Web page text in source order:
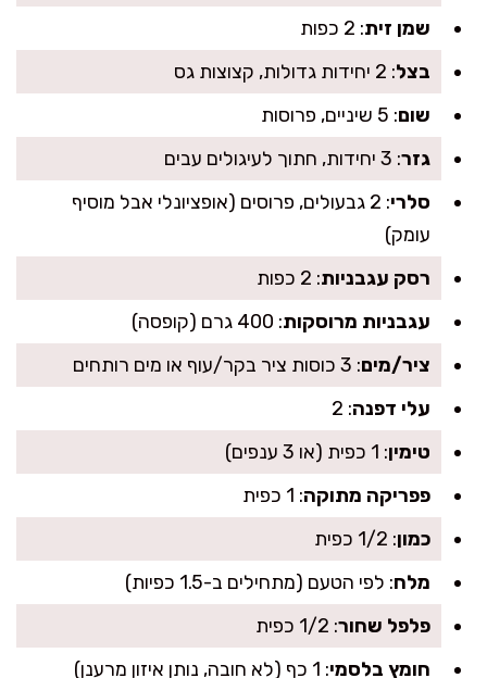
שמן זית: 2 כפות
בצל: 2 יחידות גדולות, קצוצות גס
שום: 5 שיניים, פרוסות
גזר: 3 יחידות, חתוך לעיגולים עבים
סלרי
: 2 גבעולים, פרוסים (אופציונלי אבל מוסיף
עומק)
רסק עגבניות: 2 כפות
עגבניות מרוסקות: 400 גרם (קופסה)
ציר/מים: 3 כוסות ציר בקר/עוף או מים רותחים
עלי דפנה: 2
טימין: 1 כפית (או 3 ענפים)
פפריקה מתוקה: 1 כפית
כמון: 1/2 כפית
מלח: לפי הטעם (מתחילים ב-1.5 כפיות)
פלפל שחור: 1/2 כפית
חומץ בלסמי: 1 כף (לא חובה, נותן איזון מרענן)